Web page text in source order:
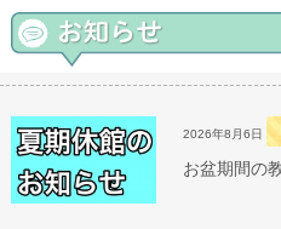
2026年8月6日
お盆期間の